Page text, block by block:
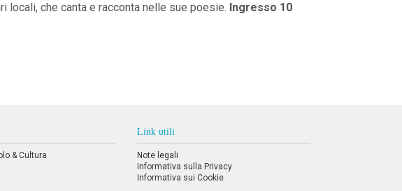
locali, che canta e racconta nelle sue poesie. Ingresso 10
& Cultura
Link utili
Note legali
Informativa sulla Privacy
Informativa sui Cookie